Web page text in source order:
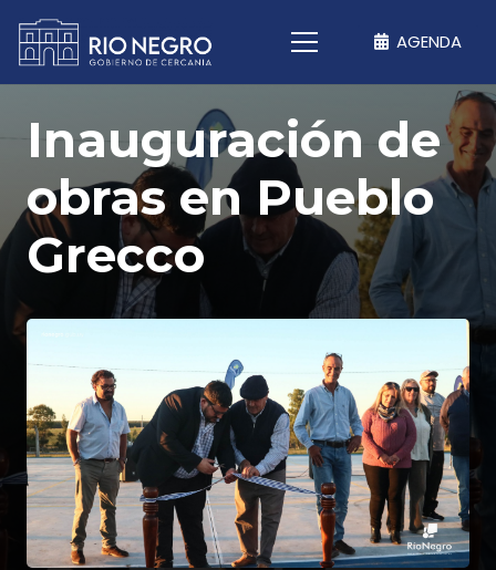
AGENDA
Inauguración de
obras en Pueblo
Grecco